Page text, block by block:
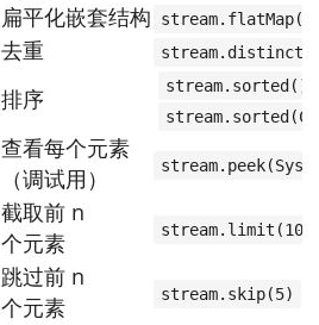
扁平化嵌套结构
去重
排序
stream.sorted()
查看每个元素
（调试用）
截取前 n
个元素
stream.limit(10)
跳过前 n
个元素
stream.skip(5)